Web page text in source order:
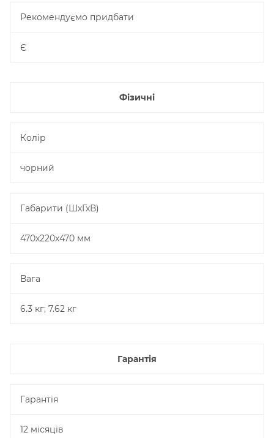
Рекомендуємо придбати
Є
Фізичні
Колір
чорний
Габарити (ШхГхВ)
470x220x470 мм
Вага
6.3 кг; 7.62 кг
Гарантія
Гарантія
12 місяців